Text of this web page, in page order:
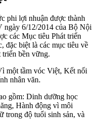
phi lợi nhuận được thành
6/12/2014 của Bộ Nội
các Mục tiêu Phát triển
đặc biệt là các mục tiêu về
triển bền vững.
một tầm vóc Việt, Kết nối
nhân văn.
gồm: Dinh dưỡng học
Hành động vì môi
trong độ tuổi sinh sản, và